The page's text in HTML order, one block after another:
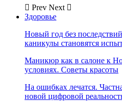
Prev Next
Здоровье
Новый год без
каникулы становятся
Маникюр как в салоне к
условиях. Советы красоты
На ошибках лечатся.
новой цифровой